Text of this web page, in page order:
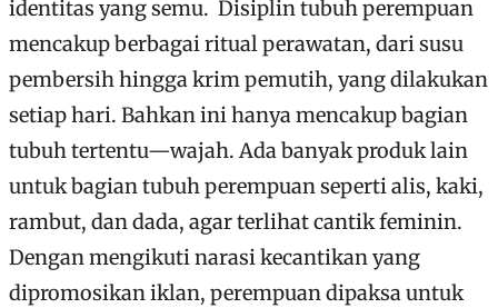
identitas yang semu. Disiplin tubuh perempuan
mencakup berbagai ritual perawatan, dari susu
pembersih hingga krim pemutih, yang dilakukan
setiap hari. Bahkan ini hanya mencakup bagian
tubuh tertentu—wajah. Ada banyak produk lain
untuk bagian tubuh perempuan seperti alis, kaki,
rambut, dan dada, agar terlihat cantik feminin.
Dengan mengikuti narasi kecantikan yang
dipromosikan iklan, perempuan dipaksa untuk